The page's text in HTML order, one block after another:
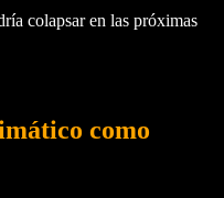
colapsar en las próximas
como